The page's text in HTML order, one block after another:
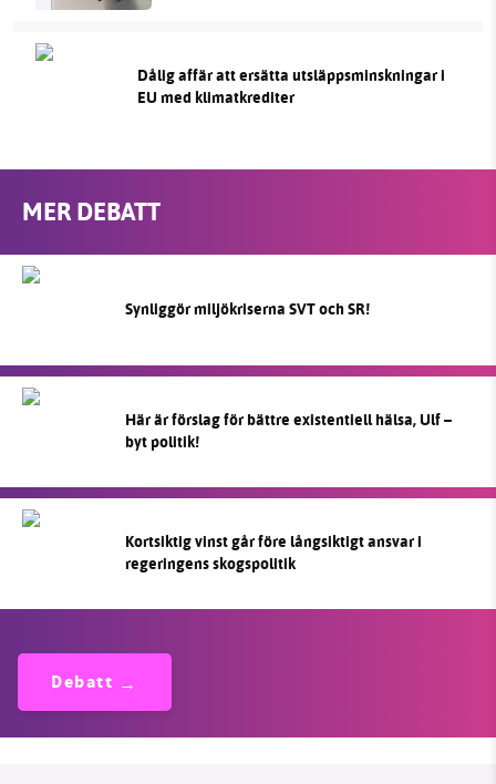
Dålig affär att ersätta utsläppsminskningar i
EU med klimatkrediter
MER DEBATT
Synliggör miljökriserna SVT och SR!
Här är förslag för bättre existentiell hälsa, Ulf –
byt politik!
Kortsiktig vinst går före långsiktigt ansvar i
regeringens skogspolitik
Debatt